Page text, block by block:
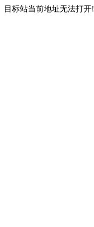
目标站当前地址无法打开!